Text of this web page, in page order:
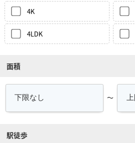
4K
4LDK
面積
～
駅徒歩